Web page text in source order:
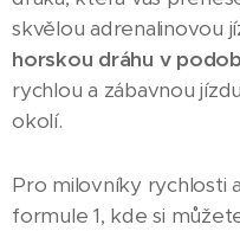
skvělou adrenalinovou
horskou dráhu v
rychlou a zábavnou
okolí.
Pro milovníky rychlosti
formule 1, kde si